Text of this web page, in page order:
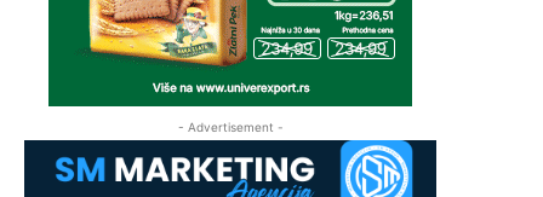
- Advertisement -